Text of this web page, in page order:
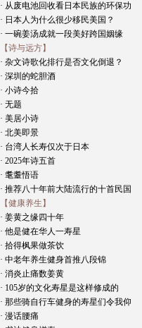
· 从废电池回收看日本民族的环保功
· 日本人为什么很少移民美国？
· 一碗姜汤成就一段美好跨国姻缘
【诗与远方】
· 杂文诗歌化排行是否文化倒退？
· 深圳的蛇胆酒
· 小诗今拾
· 无题
· 美居小诗
· 北美即景
· 台湾人长寿仅次于日本
· 2025年诗五首
· 耄耋悟语
· 推荐八十年前大陆流行的十首民国
【健康养生】
· 姜黄之缘四十年
· 他是健在华人一寿星
· 拾得枫果做茶饮
· 中老年养生健身首推八段锦
· 消炎止痛数姜黄
· 105岁的文化寿星是这样修成的
· 那些骑自行车健身的寿星们令我仰
· 漫话腰痛